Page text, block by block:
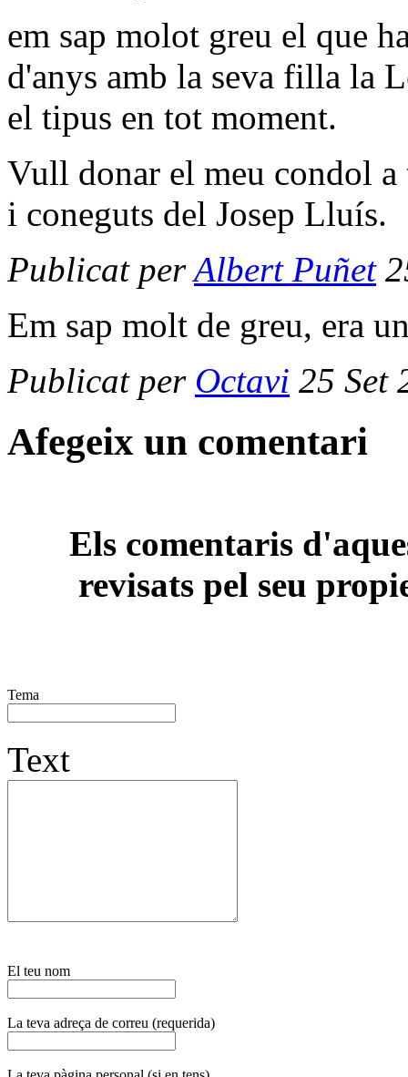
em sap molot greu el que
d'anys amb la seva filla la
el tipus en tot moment.
Vull donar el meu condol
i coneguts del Josep Lluís.
Publicat perAlbert Puñet
Em sap molt de greu, era
Publicat per Octavi 25 Set
Afegeix un comentari
Els comentaris
revisats pel seu
Tema
Text
El teu nom
La teva adreça de correu (requerida)